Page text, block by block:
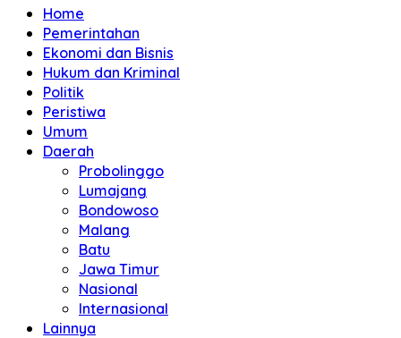
Home
Pemerintahan
Ekonomi dan Bisnis
Hukum dan Kriminal
Politik
Peristiwa
Umum
Daerah
Probolinggo
Lumajang
Bondowoso
Malang
Batu
Jawa Timur
Nasional
Internasional
Lainnya